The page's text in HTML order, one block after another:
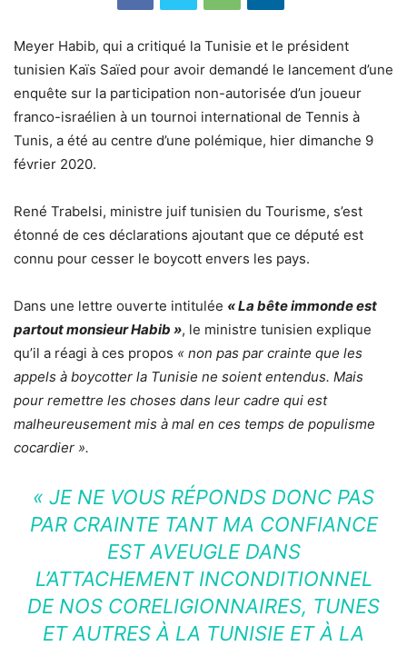
Meyer Habib, qui a critiqué la Tunisie et le président
tunisien Kaïs Saïed pour avoir demandé le lancement d’une
enquête sur la participation non-autorisée d’un joueur
franco-israélien à un tournoi international de Tennis à
Tunis, a été au centre d’une polémique, hier dimanche 9
février 2020.
René Trabelsi, ministre juif tunisien du Tourisme, s’est
étonné de ces déclarations ajoutant que ce député est
connu pour cesser le boycott envers les pays.
Dans une lettre ouverte intitulée « La bête immonde est
partout monsieur Habib », le ministre tunisien explique
qu’il a réagi à ces propos « non pas par crainte que les
appels à boycotter la Tunisie ne soient entendus. Mais
pour remettre les choses dans leur cadre qui est
malheureusement mis à mal en ces temps de populisme
cocardier ».
« JE NE VOUS RÉPONDS DONC PAS
PAR CRAINTE TANT MA CONFIANCE
EST AVEUGLE DANS
L’ATTACHEMENT INCONDITIONNEL
DE NOS CORELIGIONNAIRES, TUNES
ET AUTRES À LA TUNISIE ET À LA